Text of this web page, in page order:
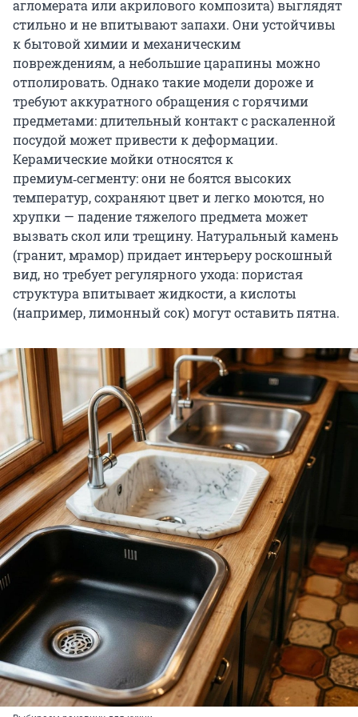
агломерата или акрилового композита) выглядят
стильно и не впитывают запахи. Они устойчивы
к бытовой химии и механическим
повреждениям, а небольшие царапины можно
отполировать. Однако такие модели дороже и
требуют аккуратного обращения с горячими
предметами: длительный контакт с раскаленной
посудой может привести к деформации.
Керамические мойки относятся к
премиум‑сегменту: они не боятся высоких
температур, сохраняют цвет и легко моются, но
хрупки — падение тяжелого предмета может
вызвать скол или трещину. Натуральный камень
(гранит, мрамор) придает интерьеру роскошный
вид, но требует регулярного ухода: пористая
структура впитывает жидкости, а кислоты
(например, лимонный сок) могут оставить пятна.